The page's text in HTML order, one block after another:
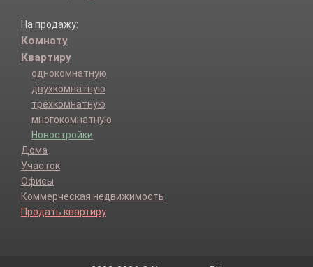
На продажу:
Комнату
Квартиру
однокомнатную
двухкомнатную
трехкомнатную
многокомнатную
Новостройки
Дома
Участок
Офисы
Коммерческая недвижимость
Продать квартиру